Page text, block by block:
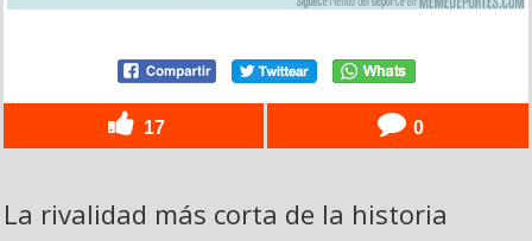
17 0
La rivalidad más corta de la historia